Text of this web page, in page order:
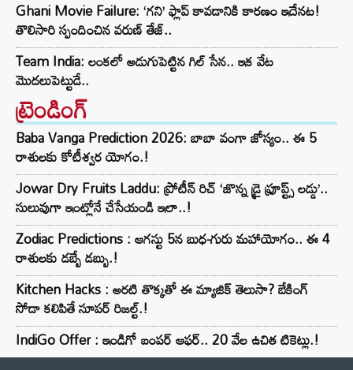
Ghani Movie Failure: ‘గని’ ఫ్లాప్‌ కావడానికి కారణం ఇదేనట!
తొలిసారి స్పందించిన వరుణ్ తేజ్..
Team India: లంకలో అడుగుపెట్టిన గిల్ సేన.. ఇక వేట
మొదలుపెట్టుడే..
ట్రెండింగ్‌
Baba Vanga Prediction 2026: బాబా వంగా జోస్యం.. ఈ 5
రాశులకు కోటీశ్వర యోగం.!
Jowar Dry Fruits Laddu: ప్రోటీన్ రిచ్ ‘జొన్న డ్రై ఫ్రూప్ట్స్ లడ్డు’..
సులువుగా ఇంట్లోనే చేసేయండి ఇలా..!
Zodiac Predictions : ఆగస్టు 5న బుధ-గురు మహాయోగం.. ఈ 4
రాశులకు డబ్బే డబ్బు.!
Kitchen Hacks : అరటి తొక్కతో ఈ మ్యాజిక్ తెలుసా? బేకింగ్
సోడా కలిపితే సూపర్ రిజల్ట్.!
IndiGo Offer : ఇండిగో బంపర్ ఆఫర్.. 20 వేల ఉచిత టికెట్లు.!